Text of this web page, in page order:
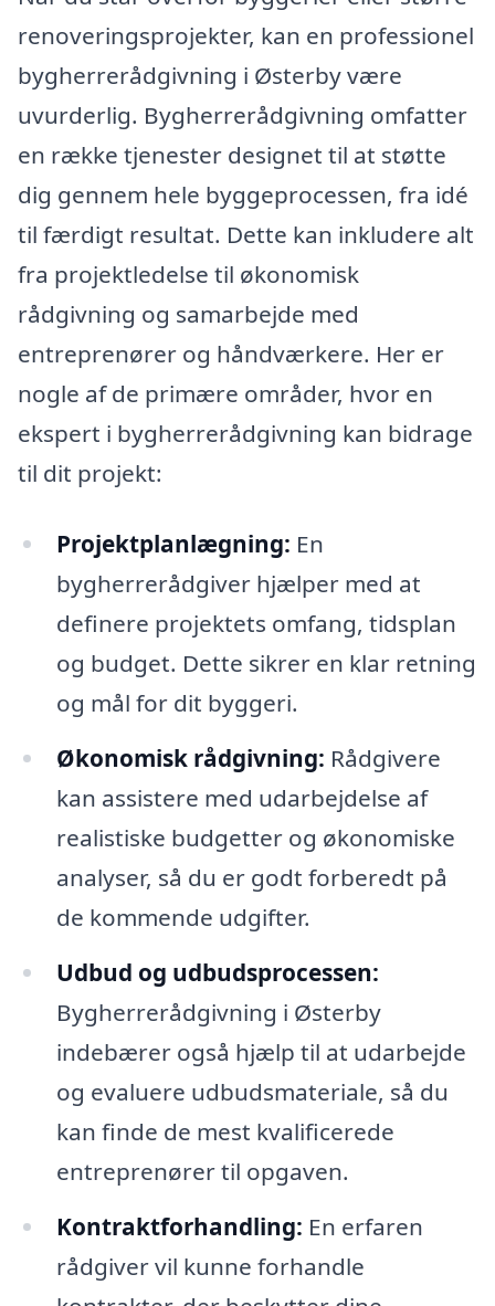
renoveringsprojekter, kan en professionel
bygherrerådgivning i Østerby være
uvurderlig. Bygherrerådgivning omfatter
en række tjenester designet til at støtte
dig gennem hele byggeprocessen, fra idé
til færdigt resultat. Dette kan inkludere alt
fra projektledelse til økonomisk
rådgivning og samarbejde med
entreprenører og håndværkere. Her er
nogle af de primære områder, hvor en
ekspert i bygherrerådgivning kan bidrage
til dit projekt:
Projektplanlægning: En
bygherrerådgiver hjælper med at
definere projektets omfang, tidsplan
og budget. Dette sikrer en klar retning
og mål for dit byggeri.
Økonomisk rådgivning: Rådgivere
kan assistere med udarbejdelse af
realistiske budgetter og økonomiske
analyser, så du er godt forberedt på
de kommende udgifter.
Udbud og udbudsprocessen:
Bygherrerådgivning i Østerby
indebærer også hjælp til at udarbejde
og evaluere udbudsmateriale, så du
kan finde de mest kvalificerede
entreprenører til opgaven.
Kontraktforhandling: En erfaren
rådgiver vil kunne forhandle